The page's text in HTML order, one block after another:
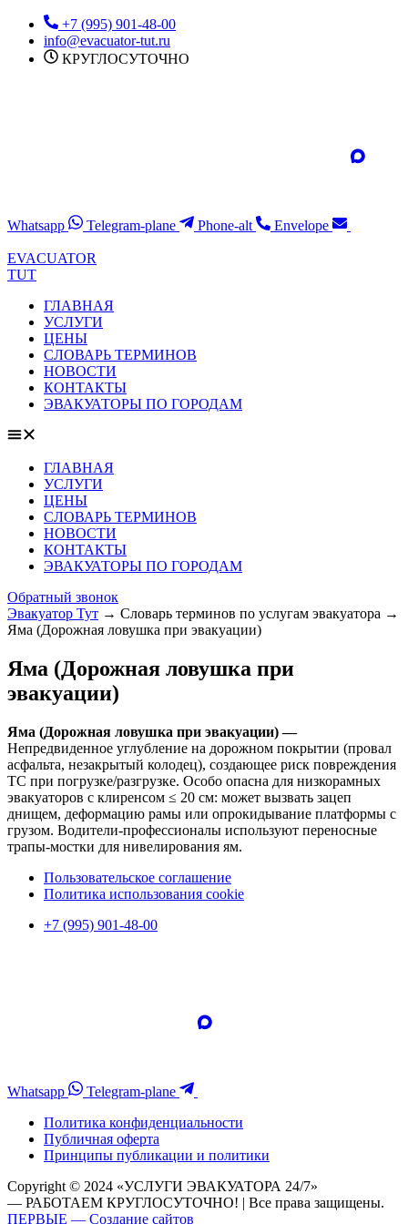
Перейти
содержимому
+7 (995) 901-48-00
info@evacuator-tut.ru
КРУГЛОСУТОЧНО
Whatsapp Telegram-plane Phone-alt Envelope
EVACUATOR
TUT
ГЛАВНАЯ
УСЛУГИ
ЦЕНЫ
СЛОВАРЬ ТЕРМИНОВ
НОВОСТИ
КОНТАКТЫ
ЭВАКУАТОРЫ ПО ГОРОДАМ
ГЛАВНАЯ
УСЛУГИ
ЦЕНЫ
СЛОВАРЬ ТЕРМИНОВ
НОВОСТИ
КОНТАКТЫ
ЭВАКУАТОРЫ ПО ГОРОДАМ
Обратный звонок
Эвакуатор Тут → Словарь терминов по услугам эвакуатора →
Яма (Дорожная ловушка при эвакуации)
Яма (Дорожная ловушка при
эвакуации)
Яма (Дорожная ловушка при эвакуации) —
Непредвиденное углубление на дорожном покрытии (провал
асфальта, незакрытый колодец), создающее риск повреждения
ТС при погрузке/разгрузке. Особо опасна для низкорамных
эвакуаторов с клиренсом ≤ 20 см: может вызвать зацеп
днищем, деформацию рамы или опрокидывание платформы с
грузом. Водители-профессионалы используют переносные
трапы-мостки для нивелирования ям.
Пользовательское соглашение
Политика использования cookie
+7 (995) 901-48-00
Whatsapp
Telegram-plane
Политика конфиденциальности
Публичная оферта
Принципы публикации и политики
Copyright © 2024 «УСЛУГИ ЭВАКУАТОРА 24/7»
— РАБОТАЕМ КРУГЛОСУТОЧНО! | Все права защищены.
ПЕРВЫЕ — Создание сайтов